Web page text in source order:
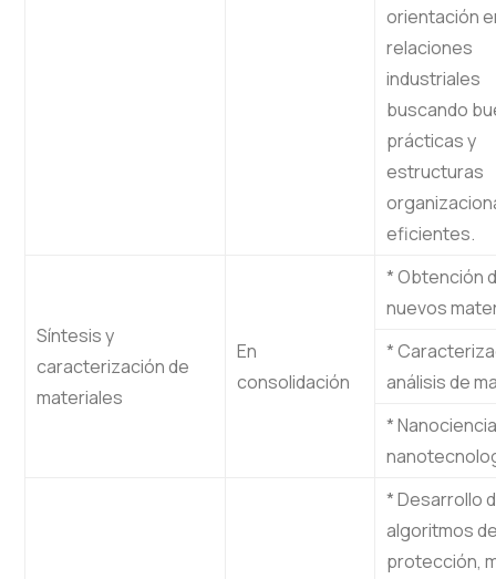
orientación
relaciones
industriales
buscando
prácticas y
estructuras
eficientes.
Síntesis y
caracterización de
materiales
En
consolidación
* Obtención
nuevos
*
análisis de
*
* Desarrollo
algoritmos
protección,